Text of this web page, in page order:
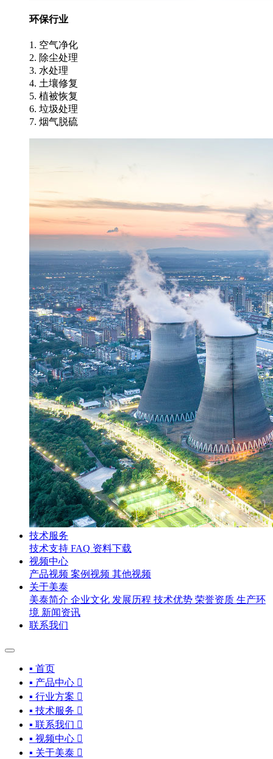
环保行业
1. 空气净化
2. 除尘处理
3. 水处理
4. 土壤修复
5. 植被恢复
6. 垃圾处理
7. 烟气脱硫
技术服务
技术支持 FAQ 资料下载
视频中心
产品视频 案例视频 其他视频
关于美泰
美泰简介 企业文化 发展历程 技术优势 荣誉资质 生产环
境 新闻资讯
联系我们
▪ 首页
▪ 产品中心 
▪ 行业方案 
▪ 技术服务 
▪ 联系我们 
▪ 视频中心 
▪ 关于美泰 